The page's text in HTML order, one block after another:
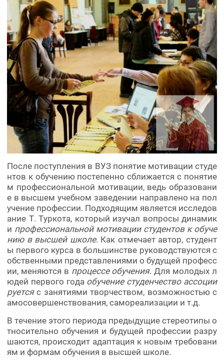
После поступления в ВУЗ понятие мотивации студе
нтов к обучению постепенно сближается с понятие
м профессиональной мотивации, ведь образовани
е в высшем учебном заведении направлено на пол
учение профессии. Подходящим является исследов
ание Т. Туркота, который изучал вопросы динамик
и профессиональной мотивации студентов к обуче
нию в высшей школе. Как отмечает автор, студент
ы первого курса в большинстве руководствуются с
обственными представлениями о будущей професс
ии, меняются в процессе обучения. Для молодых л
юдей первого года обучение студенчество ассоции
руетсяс занятиями творчеством, возможностью с
амосовершенствования, самореализации и т.д.
В течение этого периода предыдущие стереотипы о
тносительно обучения и будущей профессии разру
шаются, происходит адаптация к новым требовани
ям и формам обучения в высшей школе.